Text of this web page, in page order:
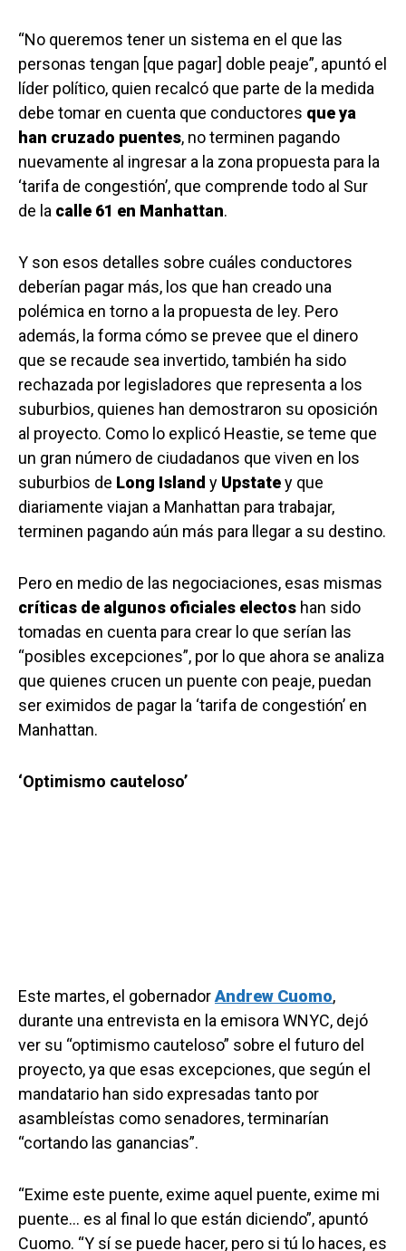
“No queremos tener un sistema en el que las
personas tengan [que pagar] doble peaje”, apuntó el
líder político, quien recalcó que parte de la medida
debe tomar en cuenta que conductores que ya
han cruzado puentes, no terminen pagando
nuevamente al ingresar a la zona propuesta para la
‘tarifa de congestión’, que comprende todo al Sur
de la calle 61 en Manhattan.
Y son esos detalles sobre cuáles conductores
deberían pagar más, los que han creado una
polémica en torno a la propuesta de ley. Pero
además, la forma cómo se prevee que el dinero
que se recaude sea invertido, también ha sido
rechazada por legisladores que representa a los
suburbios, quienes han demostraron su oposición
al proyecto. Como lo explicó Heastie, se teme que
un gran número de ciudadanos que viven en los
suburbios de Long Island y Upstatey que
diariamente viajan a Manhattan para trabajar,
terminen pagando aún más para llegar a su destino.
Pero en medio de las negociaciones, esas mismas
críticas de algunos oficiales electos han sido
tomadas en cuenta para crear lo que serían las
“posibles excepciones”, por lo que ahora se analiza
que quienes crucen un puente con peaje, puedan
ser eximidos de pagar la ‘tarifa de congestión’ en
Manhattan.
‘Optimismo cauteloso’
Este martes, el gobernadorAndrew Cuomo,
durante una entrevista en la emisora WNYC, dejó
ver su “optimismo cauteloso” sobre el futuro del
proyecto, ya que esas excepciones, que según el
mandatario han sido expresadas tanto por
asambleístas como senadores, terminarían
“cortando las ganancias”.
“Exime este puente, exime aquel puente, exime mi
puente… es al final lo que están diciendo”, apuntó
Cuomo. “Y sí se puede hacer, pero si tú lo haces, es